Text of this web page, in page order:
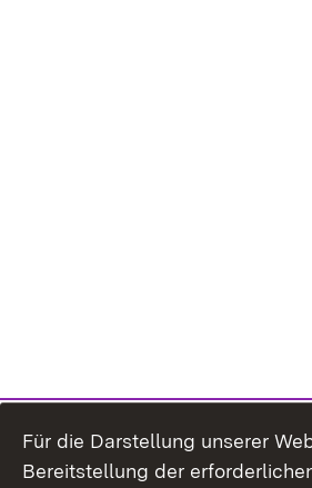
Für die Darstellung unserer
Bereitstellung der